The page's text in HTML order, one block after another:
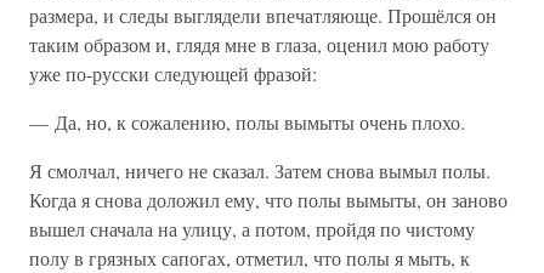
размера, и следы выглядели впечатляюще. Прошёлся он
таким образом и, глядя мне в глаза, оценил мою работу
уже по-русски следующей фразой:
— Да, но, к сожалению, полы вымыты очень плохо.
Я смолчал, ничего не сказал. Затем снова вымыл полы.
Когда я снова доложил ему, что полы вымыты, он заново
вышел сначала на улицу, а потом, пройдя по чистому
полу в грязных сапогах, отметил, что полы я мыть, к